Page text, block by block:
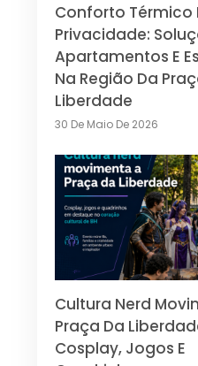
Conforto Térmico
Privacidade:
Apartamentos E
Na Região Da
Liberdade
30 De Maio De 2026
Cultura Nerd
Praça Da
Cosplay, Jogos E